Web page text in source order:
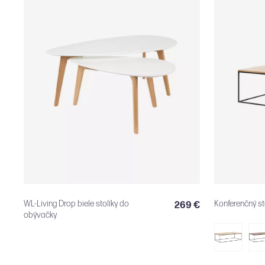
WL-Living Drop biele stolíky do
obývačky
269 € Konferenčný